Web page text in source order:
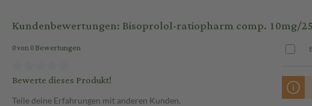
Kundenbewertungen: Bisoprolol-ratiopharm comp. 10mg/
0 von 0 Bewertungen
Bewerte dieses Produkt!
Teile deine Erfahrungen mit anderen Kunden.